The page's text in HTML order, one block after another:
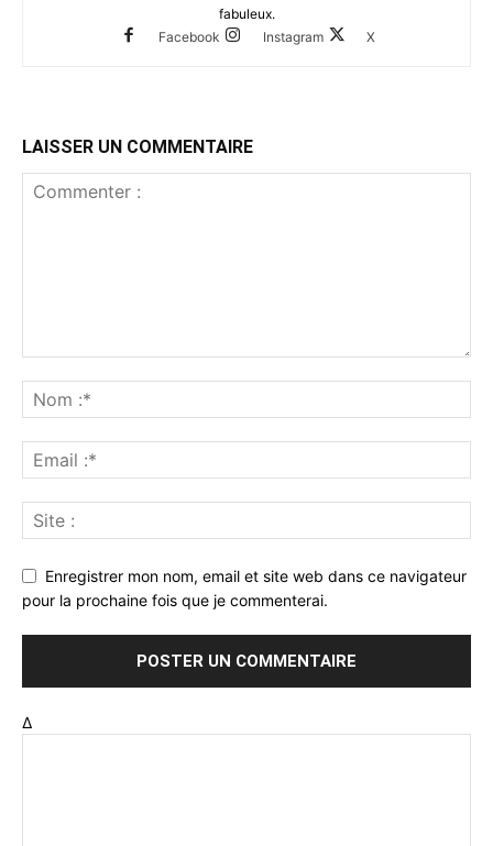
fabuleux.
Facebook
Instagram X
LAISSER UN COMMENTAIRE
Enregistrer mon nom, email et site web dans ce navigateur
pour la prochaine fois que je commenterai.
Δ